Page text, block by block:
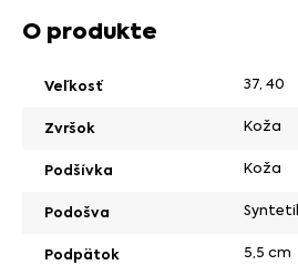
O produkte
Veľkosť 37, 40
Zvršok Koža
Podšívka Koža
Podošva
Podpätok 5,5 cm